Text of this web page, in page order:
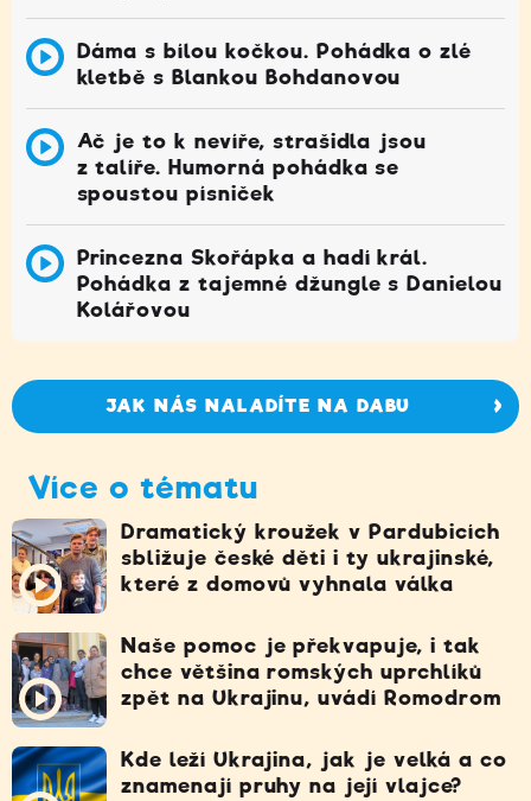
Dáma s bílou kočkou. Pohádka o zlé
kletbě s Blankou Bohdanovou
Ač je to k nevíře, strašidla jsou
z talíře. Humorná pohádka se
spoustou písniček
Princezna Skořápka a hadí král.
Pohádka z tajemné džungle s Danielou
Kolářovou
JAK NÁS NALADÍTE NA DABU
Více o tématu
Dramatický kroužek v Pardubicích
sbližuje české děti i ty ukrajinské,
které z domovů vyhnala válka
Naše pomoc je překvapuje, i tak
chce většina romských uprchlíků
zpět na Ukrajinu, uvádí Romodrom
Kde leží Ukrajina, jak je velká a co
znamenají pruhy na její vlajce?